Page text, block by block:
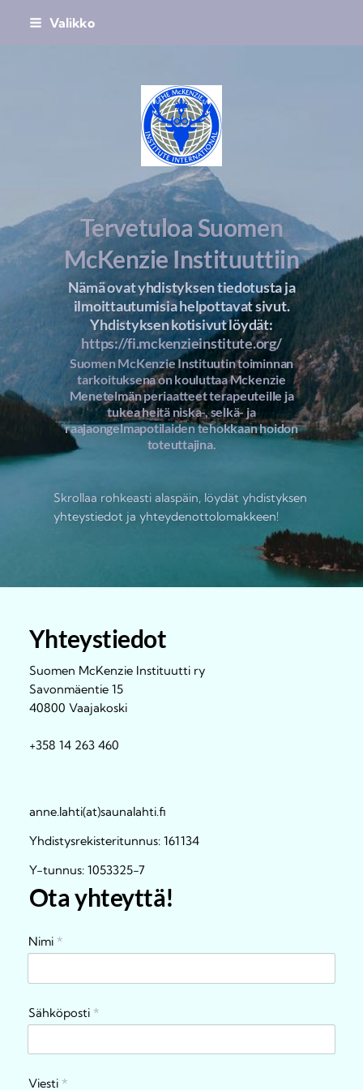
Siirry
Valikko
Suomen McKenzie Instituutti ry
Tervetuloa Suomen
McKenzie Instituuttiin
Nämä ovat yhdistyksen tiedotusta ja
ilmoittautumisia helpottavat sivut.
Yhdistyksen kotisivut löydät:
https://fi.mckenzieinstitute.org/
Suomen McKenzie Instituutin toiminnan
tarkoituksena on kouluttaa Mckenzie
Menetelmän periaatteet terapeuteille ja
tukea heitä niska-, selkä- ja
raajaongelmapotilaiden tehokkaan hoidon
toteuttajina.
Skrollaa rohkeasti alaspäin, löydät yhdistyksen
yhteystiedot ja yhteydenottolomakkeen!
Yhteystiedot
Suomen McKenzie Instituutti ry
Savonmäentie 15
40800 Vaajakoski
+358 14 263 460
anne.lahti(at)saunalahti.fi
Yhdistysrekisteritunnus: 161134
Y-tunnus: 1053325-7
Ota yhteyttä!
Nimi *
Sähköposti *
Viesti *